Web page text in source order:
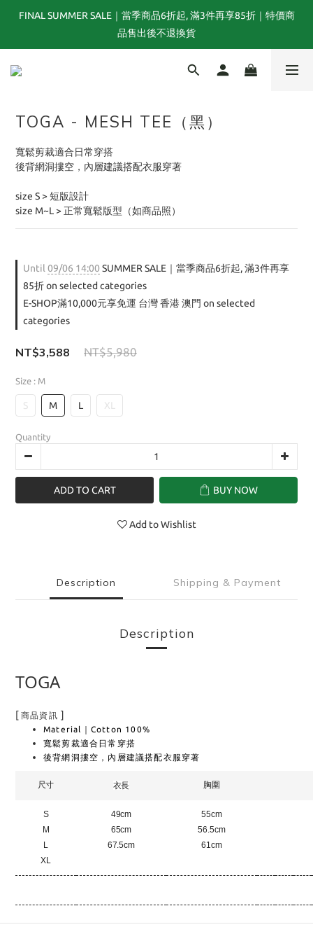
夏末選品特別企劃｜1折起｜特價商品售出後不退換貨
FINAL SUMMER SALE｜當季商品6折起, 滿3件再享85折｜特價商
品售出後不退換貨
TOGA x NTS capsule collection will be launching on 31st JULY
夏末選品特別企劃｜1折起｜特價商品售出後不退換貨
TOGA - MESH TEE（黑）
寬鬆剪裁適合日常穿搭
後背網洞摟空，內層建議搭配衣服穿著
size S > 短版設計
size M~L > 正常寬鬆版型（如商品照）
Until 09/06 14:00 SUMMER SALE｜當季商品6折起, 滿3件再享
85折 on selected categories
E-SHOP滿10,000元享免運 台灣 香港 澳門 on selected
categories
NT$3,588 NT$5,980
Size : M
S M L XL
Quantity
ADD TO CART BUY NOW
Add to Wishlist
Description Shipping & Payment
Description
TOGA
[ 商品資訊 ]
Material｜Cotton 100%
寬鬆剪裁適合日常穿搭
後背網洞摟空，內層建議搭配衣服穿著
尺寸 衣長 胸圍
S
M
L
XL
49cm
65cm
67.5cm
55cm
56.5cm
61cm